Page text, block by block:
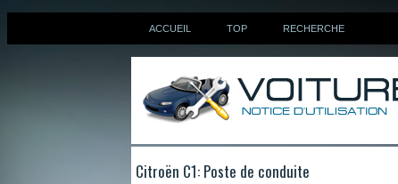
ACCUEIL TOP RECHERCHE
Citroën C1: Poste de conduite